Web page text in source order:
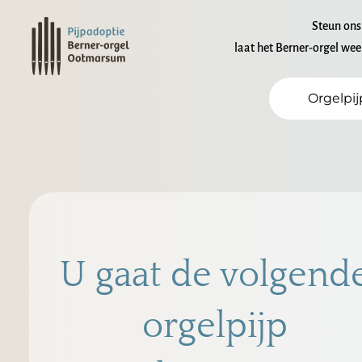
Steun
laat het Berner-orgel
U gaat de
orgelpijp